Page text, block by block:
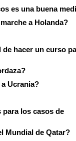
es una buena
a Holanda?
hacer un curso
Ucrania?
para los casos de
Mundial de Qatar?